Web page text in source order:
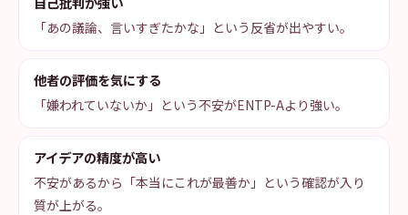
「あの議論、言いすぎたかな」という反省が出やすい。
他者の評価を気にする
「嫌われていないか」という不安がENTP-Aより強い。
アイデアの精度が高い
不安があるから「本当にこれが最善か」という確認が入り
質が上がる。